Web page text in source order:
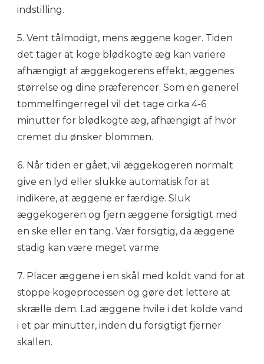
indstilling.
5. Vent tålmodigt, mens æggene koger. Tiden
det tager at koge blødkogte æg kan variere
afhængigt af æggekogerens effekt, æggenes
størrelse og dine præferencer. Som en generel
tommelfingerregel vil det tage cirka 4-6
minutter for blødkogte æg, afhængigt af hvor
cremet du ønsker blommen.
6. Når tiden er gået, vil æggekogeren normalt
give en lyd eller slukke automatisk for at
indikere, at æggene er færdige. Sluk
æggekogeren og fjern æggene forsigtigt med
en ske eller en tang. Vær forsigtig, da æggene
stadig kan være meget varme.
7. Placer æggene i en skål med koldt vand for at
stoppe kogeprocessen og gøre det lettere at
skrælle dem. Lad æggene hvile i det kolde vand
i et par minutter, inden du forsigtigt fjerner
skallen.